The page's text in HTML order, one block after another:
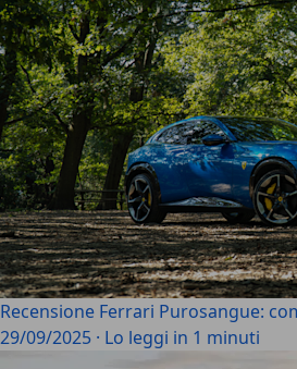
Recensione Ferrari Purosangue:
29/09/2025 · Lo leggi in 1 minuti